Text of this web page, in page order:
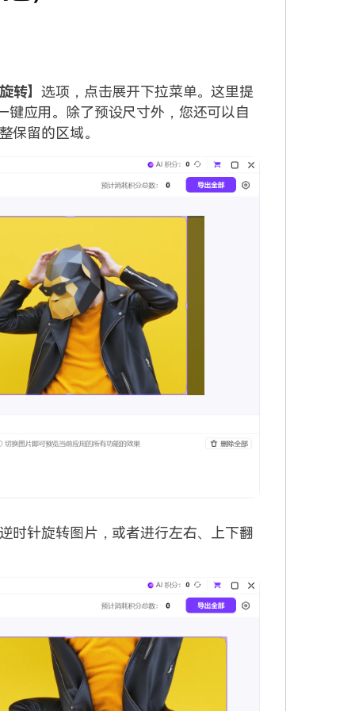
转】选项，点击展开下拉菜单。这里提
键应用。除了预设尺寸外，您还可以自
保留的区域。
时针旋转图片，或者进行左右、上下翻